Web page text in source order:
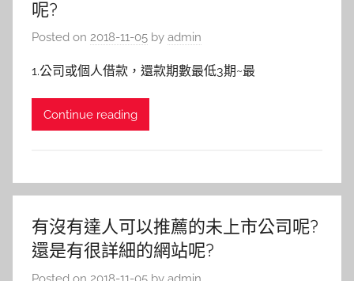
呢?
Posted on 2018-11-05 by admin
1.公司或個人借款，還款期數最低3期~最
Continue reading
有沒有達人可以推薦的未上市公司呢?
還是有很詳細的網站呢?